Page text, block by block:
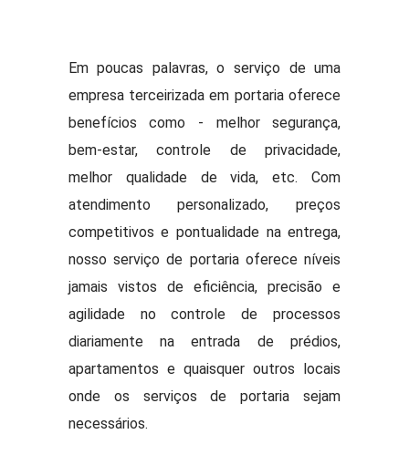
Em poucas palavras, o serviço de uma
empresa terceirizada em portaria oferece
benefícios como - melhor segurança,
bem-estar, controle de privacidade,
melhor qualidade de vida, etc. Com
atendimento personalizado, preços
competitivos e pontualidade na entrega,
nosso serviço de portaria oferece níveis
jamais vistos de eficiência, precisão e
agilidade no controle de processos
diariamente na entrada de prédios,
apartamentos e quaisquer outros locais
onde os serviços de portaria sejam
necessários.